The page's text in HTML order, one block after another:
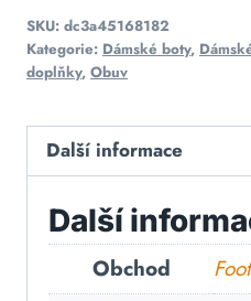
SKU: dc3a45168182
Kategorie: Dámské boty,
doplňky, Obuv
Další informace
Další
Obchod